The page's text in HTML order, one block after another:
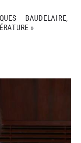
– BAUDELAIRE,
»